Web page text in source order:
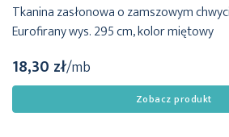
Tkanina zasłonowa o zamszowym
Eurofirany wys. 295 cm, kolor miętowy
18,30 zł/mb
Zobacz produkt